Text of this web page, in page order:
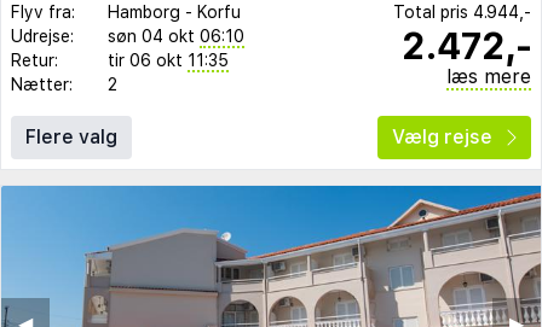
Flyv fra: Hamborg - Korfu
Udrejse:
søn 04 okt 06:10
Retur:
tir 06 okt 11:35
Nætter:
2
Total pris 4.944,-
2.472,-
læs mere
Flere valg Vælg rejse